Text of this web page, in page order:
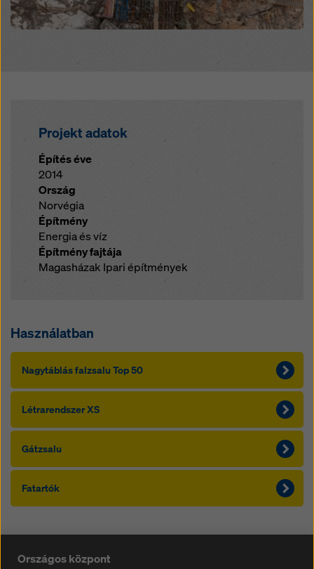
Projekt adatok
Építés éve
2014
Ország
Norvégia
Építmény
Energia és víz
Építmény fajtája
Magasházak Ipari építmények
Használatban
Nagytáblás falzsalu Top 50
Létrarendszer XS
Gátzsalu
Fatartók
Országos központ